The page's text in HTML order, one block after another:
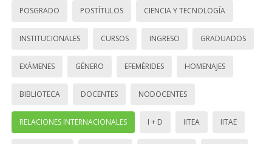
POSGRADO POSTÍTULOS CIENCIA Y TECNOLOGÍA
INSTITUCIONALES CURSOS INGRESO GRADUADOS
EXÁMENES GÉNERO EFEMÉRIDES HOMENAJES
BIBLIOTECA DOCENTES NODOCENTES
RELACIONES INTERNACIONALES I + D IITEA IITAE